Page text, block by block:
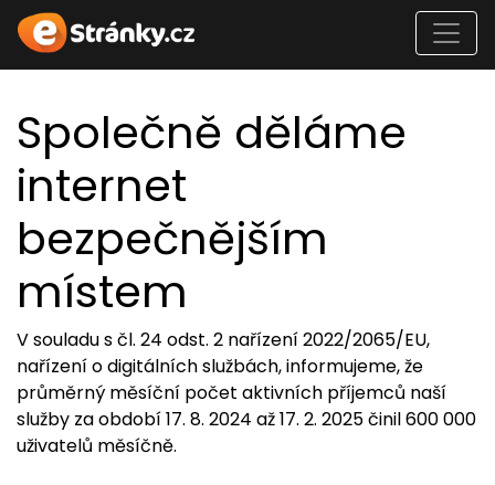
Společně děláme
internet
bezpečnějším
místem
V souladu s čl. 24 odst. 2 nařízení 2022/2065/EU,
nařízení o digitálních službách, informujeme, že
průměrný měsíční počet aktivních příjemců naší
služby za období 17. 8. 2024 až 17. 2. 2025 činil 600 000
uživatelů měsíčně.